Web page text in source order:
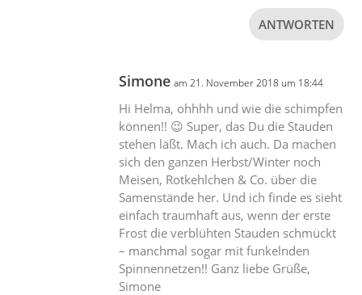
ANTWORTEN
Simone am 21. November 2018 um 18:44
Hi Helma, ohhhh und wie die schimpfen
können!! 😉 Super, das Du die Stauden
stehen läßt. Mach ich auch. Da machen
sich den ganzen Herbst/Winter noch
Meisen, Rotkehlchen & Co. über die
Samenstände her. Und ich finde es sieht
einfach traumhaft aus, wenn der erste
Frost die verblühten Stauden schmückt
– manchmal sogar mit funkelnden
Spinnennetzen!! Ganz liebe Grüße,
Simone